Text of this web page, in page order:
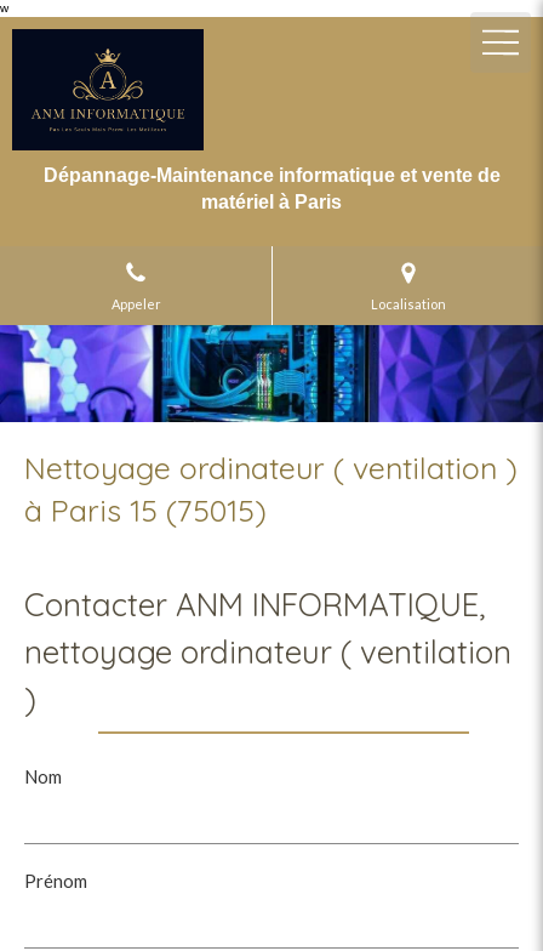
w
Dépannage-Maintenance informatique et vente de
matériel à Paris
Appeler Localisation
Nettoyage ordinateur ( ventilation )
à Paris 15 (75015)
Contacter ANM INFORMATIQUE,
nettoyage ordinateur ( ventilation
)
Nom
Prénom